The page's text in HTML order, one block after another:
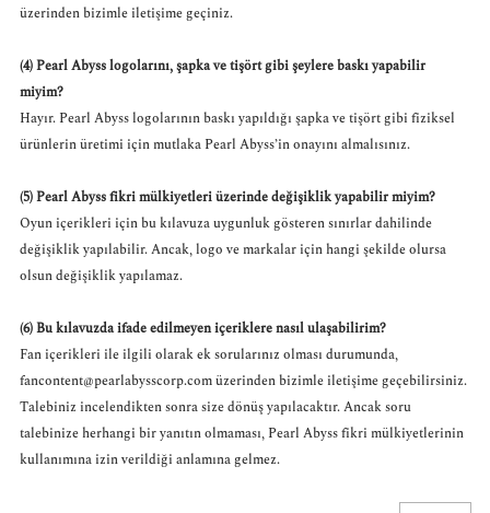
üzerinden bizimle iletişime geçiniz.
(4) Pearl Abyss logolarını, şapka ve tişört gibi şeylere baskı yapabilir
miyim?
Hayır. Pearl Abyss logolarının baskı yapıldığı şapka ve tişört gibi fiziksel
ürünlerin üretimi için mutlaka Pearl Abyss’in onayını almalısınız.
(5) Pearl Abyss fikri mülkiyetleri üzerinde değişiklik yapabilir miyim?
Oyun içerikleri için bu kılavuza uygunluk gösteren sınırlar dahilinde
değişiklik yapılabilir. Ancak, logo ve markalar için hangi şekilde olursa
olsun değişiklik yapılamaz.
(6) Bu kılavuzda ifade edilmeyen içeriklere nasıl ulaşabilirim?
Fan içerikleri ile ilgili olarak ek sorularınız olması durumunda,
fancontent@pearlabysscorp.comüzerinden bizimle iletişime geçebilirsiniz.
Talebiniz incelendikten sonra size dönüş yapılacaktır. Ancak soru
talebinize herhangi bir yanıtın olmaması, Pearl Abyss fikri mülkiyetlerinin
kullanımına izin verildiği anlamına gelmez.